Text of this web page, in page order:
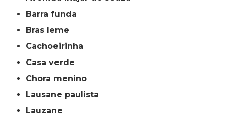
barra funda
bras leme
cachoeirinha
casa verde
chora menino
lausane paulista
lauzane